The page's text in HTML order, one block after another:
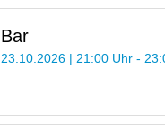
Bar
23.10.2026 | 21:00 Uhr -